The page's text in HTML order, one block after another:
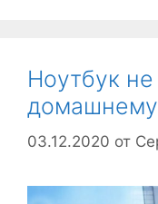
Ноутбук
домашнему
03.12.2020 от